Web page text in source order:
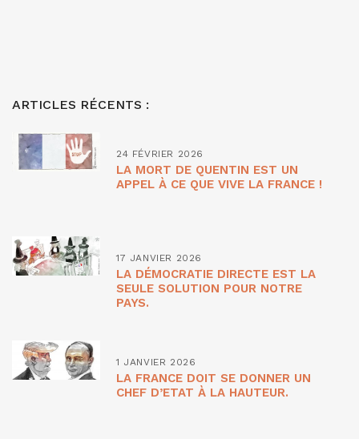
ARTICLES RÉCENTS :
24 FÉVRIER 2026
LA MORT DE QUENTIN EST UN
APPEL À CE QUE VIVE LA FRANCE !
17 JANVIER 2026
LA DÉMOCRATIE DIRECTE EST LA
SEULE SOLUTION POUR NOTRE
PAYS.
1 JANVIER 2026
LA FRANCE DOIT SE DONNER UN
CHEF D’ETAT À LA HAUTEUR.